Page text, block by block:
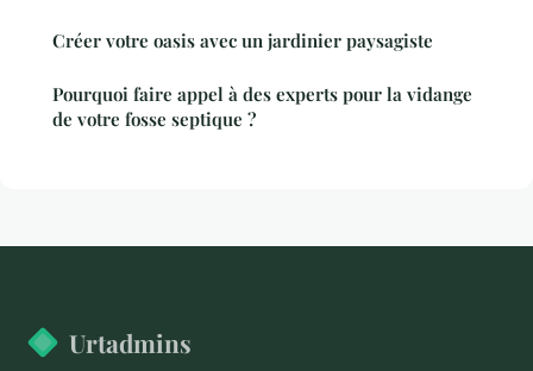
Créer votre oasis avec un jardinier paysagiste
Pourquoi faire appel à des experts pour la vidange
de votre fosse septique ?
Urtadmins